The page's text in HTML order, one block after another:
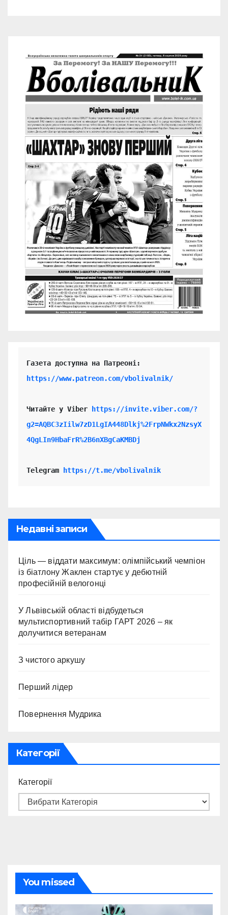
https://www.patreon.com/vbolivalnik/
Читайте у Viber
https://invite.viber.com/?
g2=AQBC3zIilw7zD1LgIA448Dlkj%2FrpNWkx2NzsyX
4QgLIn9HbaFrR%2B6nXBgCaKMBDj
Telegram https://t.me/vbolivalnik
Недавні записи
Ціль — віддати максимум: олімпійський чемпіон
із біатлону Жаклен стартує у дебютній
професійній велогонці
У Львівській області відбудеться
мультиспортивний табір ГАРТ 2026 – як
долучитися ветеранам
З чистого аркушу
Перший лідер
Повернення Мудрика
Категорії
Категорії
You missed